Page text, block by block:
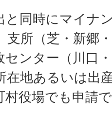
同時にマイナ
支所（芝・新郷
センター（川口
在地あるいは出
村役場でも申請